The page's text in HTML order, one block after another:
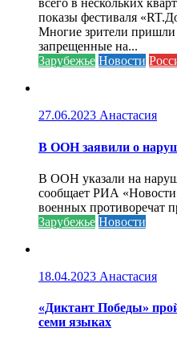
всего в нескольких
показы фестиваля
Многие зрители пришли
запрещенные на...
Зарубежье Новости
27.06.2023 Анастасия
В ООН заявили о
В ООН указали на
сообщает РИА
военных противоречат
Зарубежье Новости
18.04.2023 Анастасия
«Диктант Победы»
семи языках